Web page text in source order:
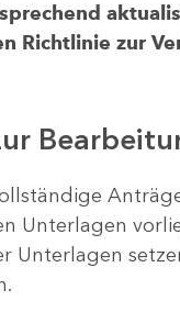
Richtlinie zur
Unterlagen
Unterlagen